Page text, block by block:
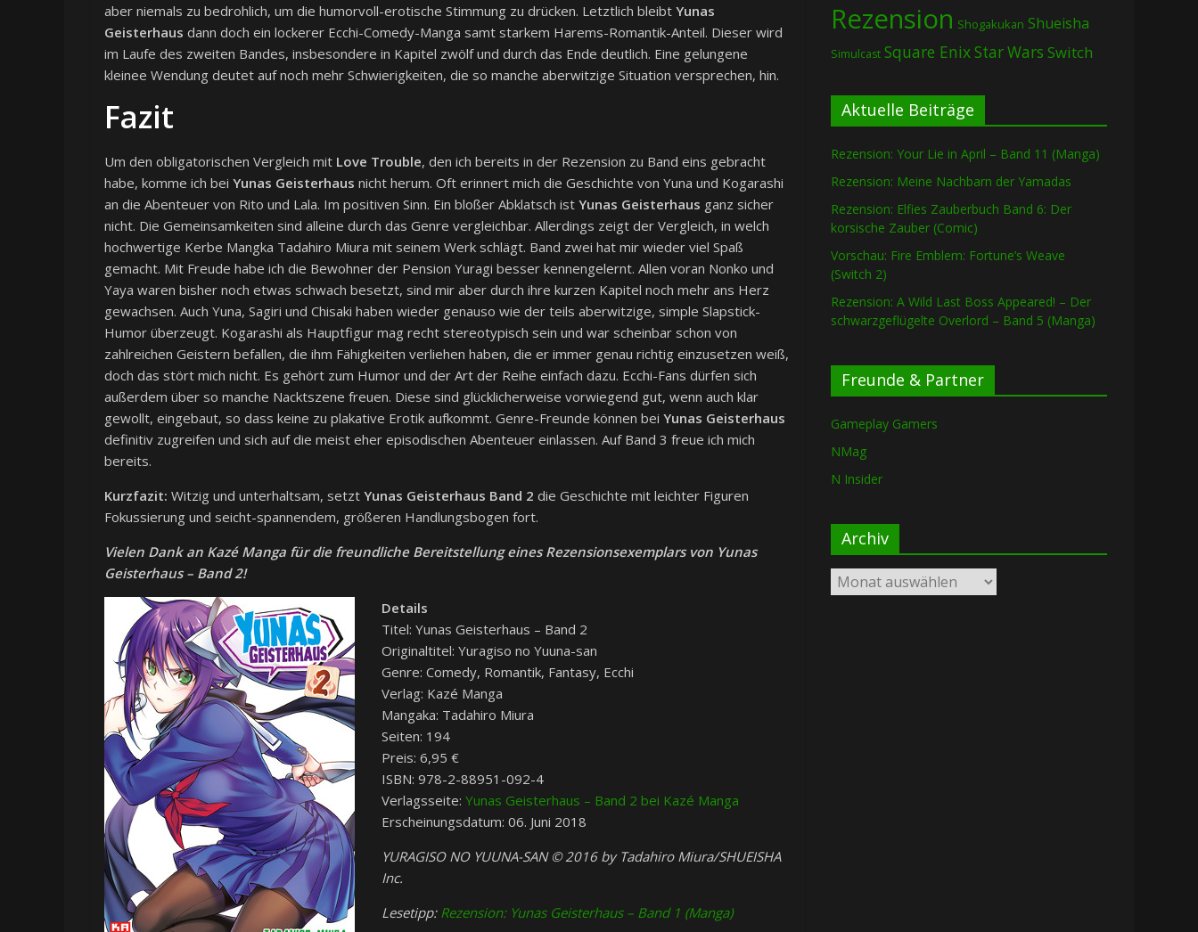
aber niemals zu bedrohlich, um die humorvoll-erotische Stimmung zu drücken. Letztlich bleibt Yunas
Geisterhaus dann doch ein lockerer Ecchi-Comedy-Manga samt starkem Harems-Romantik-Anteil. Dieser wird
im Laufe des zweiten Bandes, insbesondere in Kapitel zwölf und durch das Ende deutlich. Eine gelungene
kleinee Wendung deutet auf noch mehr Schwierigkeiten, die so manche aberwitzige Situation versprechen, hin.
Fazit
Um den obligatorischen Vergleich mit Love Trouble, den ich bereits in der Rezension zu Band eins gebracht
habe, komme ich bei Yunas Geisterhaus nicht herum. Oft erinnert mich die Geschichte von Yuna und Kogarashi
an die Abenteuer von Rito und Lala. Im positiven Sinn. Ein bloßer Abklatsch ist Yunas Geisterhaus ganz sicher
nicht. Die Gemeinsamkeiten sind alleine durch das Genre vergleichbar. Allerdings zeigt der Vergleich, in welch
hochwertige Kerbe Mangka Tadahiro Miura mit seinem Werk schlägt. Band zwei hat mir wieder viel Spaß
gemacht. Mit Freude habe ich die Bewohner der Pension Yuragi besser kennengelernt. Allen voran Nonko und
Yaya waren bisher noch etwas schwach besetzt, sind mir aber durch ihre kurzen Kapitel noch mehr ans Herz
gewachsen. Auch Yuna, Sagiri und Chisaki haben wieder genauso wie der teils aberwitzige, simple Slapstick-
Humor überzeugt. Kogarashi als Hauptfigur mag recht stereotypisch sein und war scheinbar schon von
zahlreichen Geistern befallen, die ihm Fähigkeiten verliehen haben, die er immer genau richtig einzusetzen weiß,
doch das stört mich nicht. Es gehört zum Humor und der Art der Reihe einfach dazu. Ecchi-Fans dürfen sich
außerdem über so manche Nacktszene freuen. Diese sind glücklicherweise vorwiegend gut, wenn auch klar
gewollt, eingebaut, so dass keine zu plakative Erotik aufkommt. Genre-Freunde können bei Yunas Geisterhaus
definitiv zugreifen und sich auf die meist eher episodischen Abenteuer einlassen. Auf Band 3 freue ich mich
bereits.
Kurzfazit: Witzig und unterhaltsam, setzt Yunas Geisterhaus Band 2 die Geschichte mit leichter Figuren
Fokussierung und seicht-spannendem, größeren Handlungsbogen fort.
Vielen Dank an Kazé Manga für die freundliche Bereitstellung eines Rezensionsexemplars von Yunas
Geisterhaus – Band 2!
Details
Titel: Yunas Geisterhaus – Band 2
Originaltitel: Yuragiso no Yuuna-san
Genre: Comedy, Romantik, Fantasy, Ecchi
Verlag: Kazé Manga
Mangaka: Tadahiro Miura
Seiten: 194
Preis: 6,95 €
ISBN: 978-2-88951-092-4
Verlagsseite: Yunas Geisterhaus – Band 2 bei Kazé Manga
Erscheinungsdatum: 06. Juni 2018
YURAGISO NO YUUNA-SAN © 2016 by Tadahiro Miura/SHUEISHA
Inc.
Lesetipp: Rezension: Yunas Geisterhaus – Band 1 (Manga)
Rezension Shogakukan Shueisha
Simulcast Square EnixStar Wars Switch
Aktuelle Beiträge
Rezension: Your Lie in April – Band 11 (Manga)
Rezension: Meine Nachbarn der Yamadas
Rezension: Elfies Zauberbuch Band 6: Der
korsische Zauber (Comic)
Vorschau: Fire Emblem: Fortune’s Weave
(Switch 2)
Rezension: A Wild Last Boss Appeared! – Der
schwarzgeflügelte Overlord – Band 5 (Manga)
Freunde & Partner
Gameplay Gamers
NMag
N Insider
Archiv
Archiv